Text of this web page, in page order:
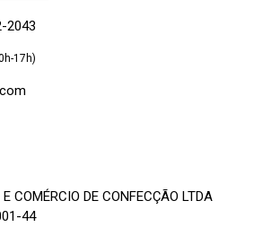
2043
17h)
COMÉRCIO DE CONFECÇÃO LTDA
44